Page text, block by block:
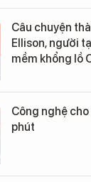
Câu chuyện
Ellison, người
mềm khổng lồ
Công nghệ
phút